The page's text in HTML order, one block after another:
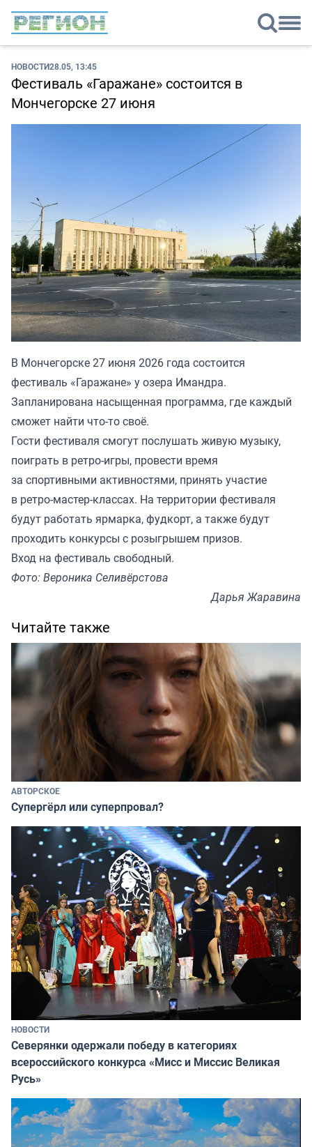
НОВОСТИ28.05, 13:45
Фестиваль «Гаражане» состоится в
Мончегорске 27 июня
В Мончегорске 27 июня 2026 года состоится
фестиваль «Гаражане» у озера Имандра.
Запланирована насыщенная программа, где каждый
сможет найти что-то своё.
Гости фестиваля смогут послушать живую музыку,
поиграть в ретро-игры, провести время
за спортивными активностями, принять участие
в ретро-мастер-классах. На территории фестиваля
будут работать ярмарка, фудкорт, а также будут
проходить конкурсы с розыгрышем призов.
Вход на фестиваль свободный.
Фото: Вероника Селивёрстова
Дарья Жаравина
Читайте также
АВТОРСКОЕ
Супергёрл или суперпровал?
НОВОСТИ
Северянки одержали победу в категориях
всероссийского конкурса «Мисс и Миссис Великая
Русь»